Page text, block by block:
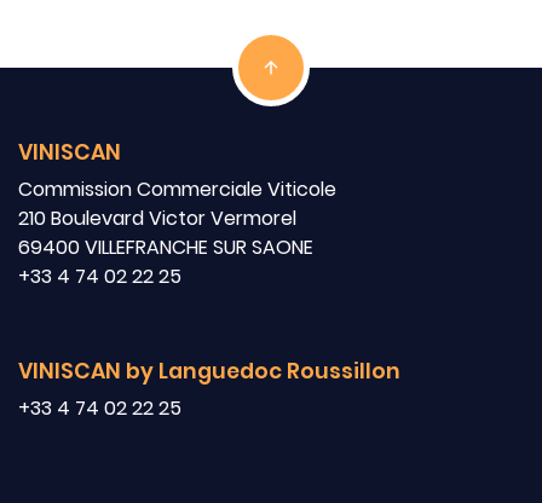
VINISCAN
Commission Commerciale Viticole
210 Boulevard Victor Vermorel
69400 VILLEFRANCHE SUR SAONE
+33 4 74 02 22 25
VINISCAN by Languedoc Roussillon
+33 4 74 02 22 25